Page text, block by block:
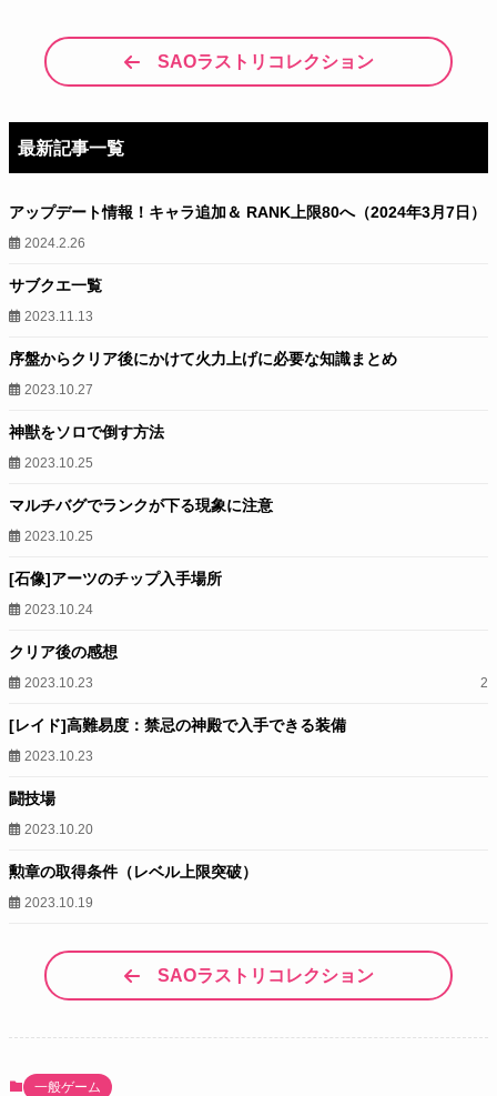
SAOラストリコレクション
最新記事一覧
アップデート情報！キャラ追加＆ RANK上限80へ（2024年3月7日）
2024.2.26
サブクエ一覧
2023.11.13
序盤からクリア後にかけて火力上げに必要な知識まとめ
2023.10.27
神獣をソロで倒す方法
2023.10.25
マルチバグでランクが下る現象に注意
2023.10.25
[石像]アーツのチップ入手場所
2023.10.24
クリア後の感想
2023.10.23 2
[レイド]高難易度：禁忌の神殿で入手できる装備
2023.10.23
闘技場
2023.10.20
勲章の取得条件（レベル上限突破）
2023.10.19
SAOラストリコレクション
一般ゲーム